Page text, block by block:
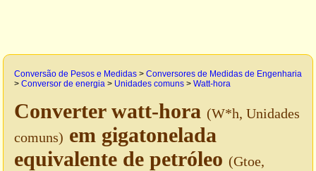
Conversão de Pesos e Medidas > Conversores de Medidas de Engenharia
> Conversor de energia > Unidades comuns > Watt-hora
Converter watt-hora (W*h, Unidades
comuns) em gigatonelada
equivalente de petróleo (Gtoe,